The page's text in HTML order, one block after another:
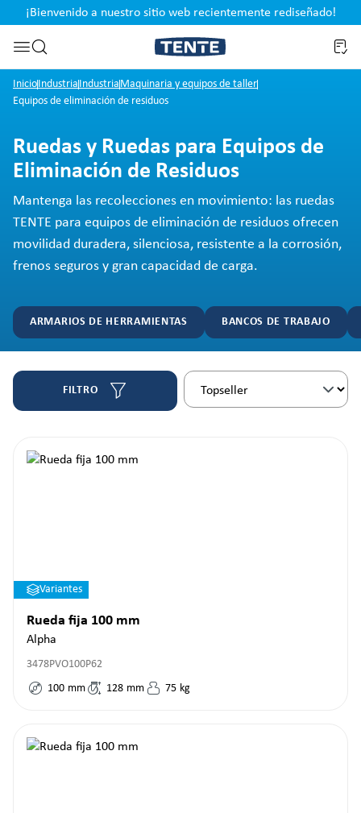
Saltar a la búsqueda
¡Bienvenido a nuestro sitio web recientemente rediseñado!
InicioIndustria Industria Maquinaria y equipos de taller
Equipos de eliminación de residuos
Ruedas y Ruedas para Equipos de
Eliminación de Residuos
Mantenga las recolecciones en movimiento: las ruedas
TENTE para equipos de eliminación de residuos ofrecen
movilidad duradera, silenciosa, resistente a la corrosión,
frenos seguros y gran capacidad de carga.
ARMARIOS DE HERRAMIENTAS BANCOS DE TRABAJO
FILTRO
Variantes
Rueda fija 100 mm
Alpha
3478PVO100P62
100 mm 128 mm 75 kg